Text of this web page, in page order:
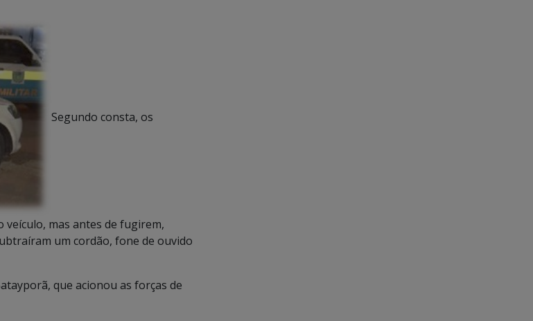
Segundo consta, os
mas antes de fugirem,
um cordão, fone de ouvido
que acionou as forças de